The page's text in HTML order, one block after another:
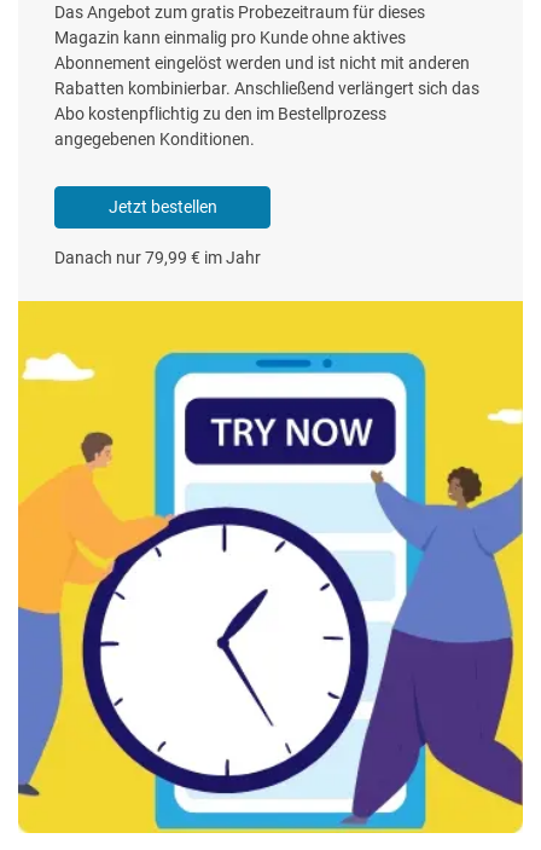
Das Angebot zum gratis Probezeitraum für dieses
Magazin kann einmalig pro Kunde ohne aktives
Abonnement eingelöst werden und ist nicht mit anderen
Rabatten kombinierbar. Anschließend verlängert sich das
Abo kostenpflichtig zu den im Bestellprozess
angegebenen Konditionen.
Jetzt bestellen
Danach nur 79,99 € im Jahr